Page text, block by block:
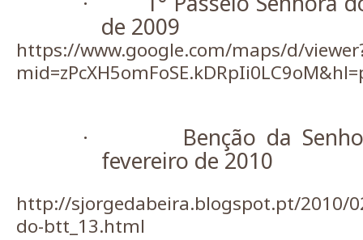
de 2009
https://www.google.com/maps/d/
· Benção da
fevereiro de 2010
http://sjorgedabeira.blogspot.pt/2010/
do-btt_13.html